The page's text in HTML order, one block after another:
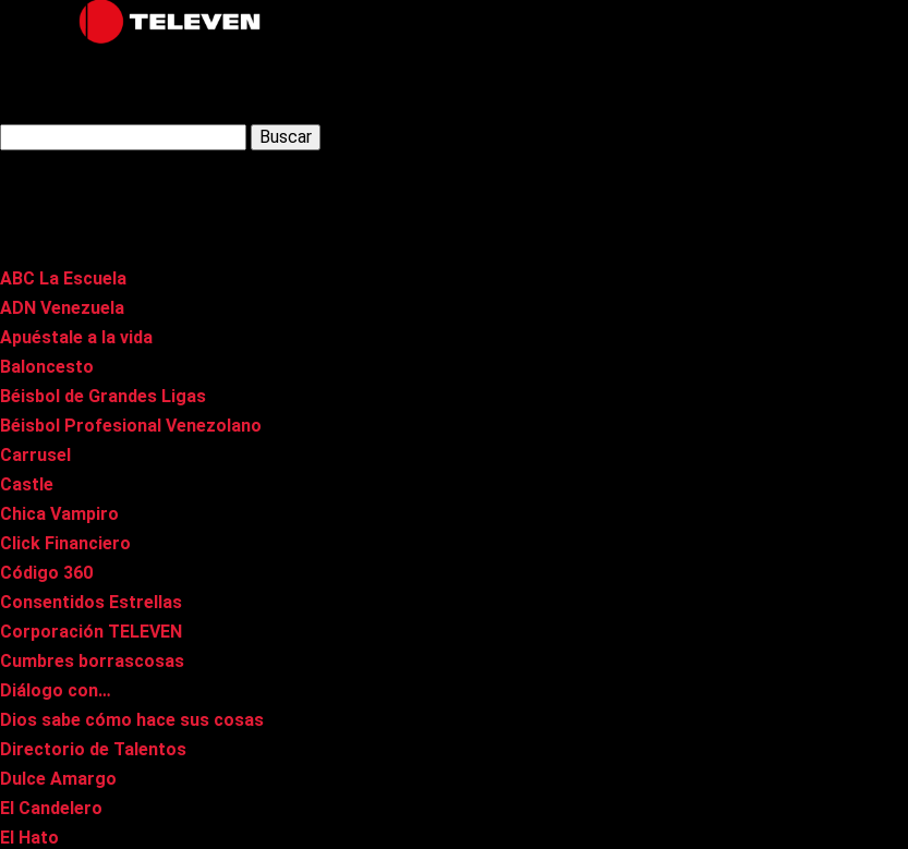
Latest Posts
ABC La Escuela
ADN Venezuela
Apuéstale a la vida
Baloncesto
Béisbol de Grandes Ligas
Béisbol Profesional Venezolano
Carrusel
Castle
Chica Vampiro
Click Financiero
Código 360
Consentidos Estrellas
Corporación TELEVEN
Cumbres borrascosas
Diálogo con…
Dios sabe cómo hace sus cosas
Directorio de Talentos
Dulce Amargo
El Candelero
El Hato